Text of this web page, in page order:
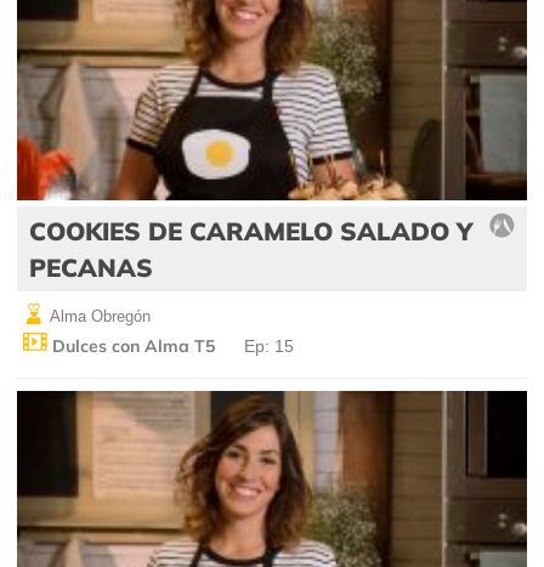
COOKIES DE CARAMELO SALADO Y
PECANAS
Alma Obregón
Dulces con Alma T5 Ep: 15